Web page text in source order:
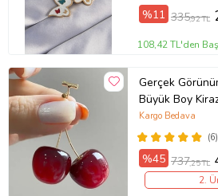
%11 335,92 TL
108,42 TL'den
Gerçek
Büyük Boy
(Kırmızı)
(6)
Kargo Bedava
%45 737,25 TL
2.